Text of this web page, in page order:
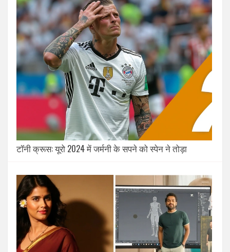
टॉनी क्रूस: यूरो 2024 में जर्मनी के सपने को स्पेन ने तोड़ा